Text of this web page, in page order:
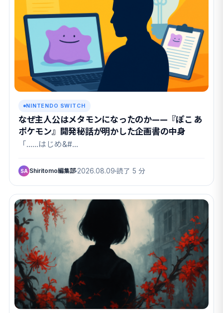
NINTENDO SWITCH
なぜ主人公はメタモンになったのか——『ぽこ あ
ポケモン』開発秘話が明かした企画書の中身
「……はじめ&#…
SA Shiritomo編集部 2026.08.09 読了 5 分